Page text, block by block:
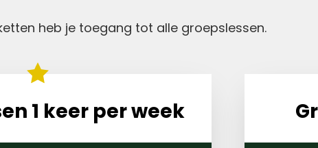
heb je toegang tot alle groepslessen.
1 keer per week